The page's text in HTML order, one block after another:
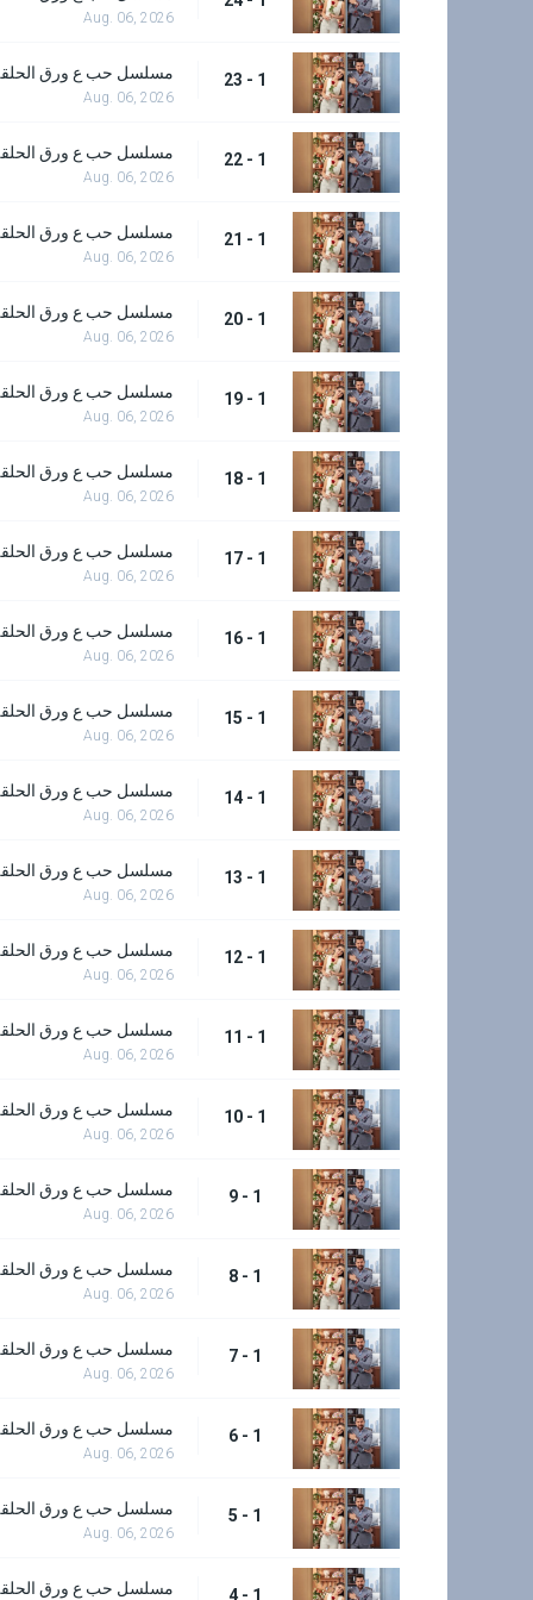
Aug. 06, 2026
1 - 23 مسلسل حب ع ورق الحلقة
Aug. 06, 2026
1 - 22 مسلسل حب ع ورق الحلقة
Aug. 06, 2026
1 - 21 مسلسل حب ع ورق الحلقة
Aug. 06, 2026
1 - 20 مسلسل حب ع ورق الحلقة
Aug. 06, 2026
1 - 19 مسلسل حب ع ورق الحلقة
Aug. 06, 2026
1 - 18 مسلسل حب ع ورق الحلقة
Aug. 06, 2026
1 - 17 مسلسل حب ع ورق الحلقة
Aug. 06, 2026
1 - 16 مسلسل حب ع ورق الحلقة
Aug. 06, 2026
1 - 15 مسلسل حب ع ورق الحلقة
Aug. 06, 2026
1 - 14 مسلسل حب ع ورق الحلقة
Aug. 06, 2026
1 - 13 مسلسل حب ع ورق الحلقة
Aug. 06, 2026
1 - 12 مسلسل حب ع ورق الحلقة
Aug. 06, 2026
1 - 11 مسلسل حب ع ورق الحلقة
Aug. 06, 2026
1 - 10 مسلسل حب ع ورق الحلقة
Aug. 06, 2026
1 - 9 مسلسل حب ع ورق الحلقة
Aug. 06, 2026
1 - 8 مسلسل حب ع ورق الحلقة
Aug. 06, 2026
1 - 7 مسلسل حب ع ورق الحلقة
Aug. 06, 2026
1 - 6 مسلسل حب ع ورق الحلقة
Aug. 06, 2026
1 - 5 مسلسل حب ع ورق الحلقة
Aug. 06, 2026
1 - 4 مسلسل حب ع ورق الحلقة